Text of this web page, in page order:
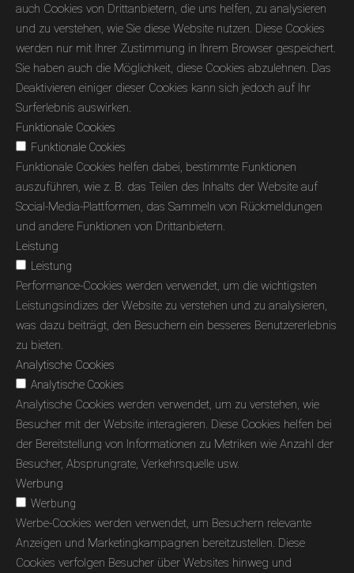
auch Cookies von Drittanbietern, die uns helfen, zu analysieren
und zu verstehen, wie Sie diese Website nutzen. Diese Cookies
werden nur mit Ihrer Zustimmung in Ihrem Browser gespeichert.
Sie haben auch die Möglichkeit, diese Cookies abzulehnen. Das
Deaktivieren einiger dieser Cookies kann sich jedoch auf Ihr
Surferlebnis auswirken.
Funktionale Cookies
Funktionale Cookies
Funktionale Cookies helfen dabei, bestimmte Funktionen
auszuführen, wie z. B. das Teilen des Inhalts der Website auf
Social-Media-Plattformen, das Sammeln von Rückmeldungen
und andere Funktionen von Drittanbietern.
Leistung
Leistung
Performance-Cookies werden verwendet, um die wichtigsten
Leistungsindizes der Website zu verstehen und zu analysieren,
was dazu beiträgt, den Besuchern ein besseres Benutzererlebnis
zu bieten.
Analytische Cookies
Analytische Cookies
Analytische Cookies werden verwendet, um zu verstehen, wie
Besucher mit der Website interagieren. Diese Cookies helfen bei
der Bereitstellung von Informationen zu Metriken wie Anzahl der
Besucher, Absprungrate, Verkehrsquelle usw.
Werbung
Werbung
Werbe-Cookies werden verwendet, um Besuchern relevante
Anzeigen und Marketingkampagnen bereitzustellen. Diese
Cookies verfolgen Besucher über Websites hinweg und